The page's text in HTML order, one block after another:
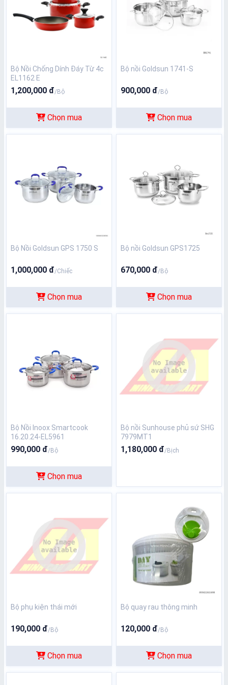
Bộ Nồi Chống Dính Đáy Từ 4c
EL1162 E
1,200,000 đ/Bộ
Chọn mua
Bộ nồi Goldsun 1741-S
900,000 đ/Bộ
Chọn mua
Bộ Nồi Goldsun GPS 1750 S
1,000,000 đ/Chiếc
Chọn mua
Bộ nồi Goldsun GPS1725
670,000 đ/Bộ
Chọn mua
Bộ Nồi Inoox Smartcook
16.20.24-EL5961
990,000 đ/Bộ
Chọn mua
Bộ nồi Sunhouse phủ sứ SHG
7979MT1
1,180,000 đ/Bịch
Bộ phụ kiện thái mới
190,000 đ/Bộ
Chọn mua
Bộ quay rau thông minh
120,000 đ/Bộ
Chọn mua